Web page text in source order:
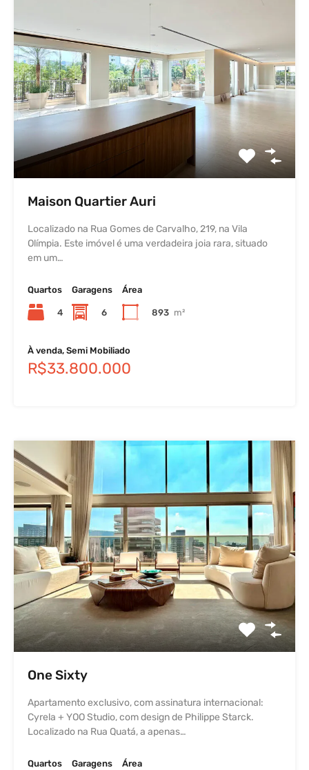
Maison Quartier Auri
Localizado na Rua Gomes de Carvalho, 219, na Vila
Olímpia. Este imóvel é uma verdadeira joia rara, situado
em um…
Quartos
4
Garagens
6
Área
893 m²
À venda, Semi Mobiliado
R$33.800.000
One Sixty
Apartamento exclusivo, com assinatura internacional:
Cyrela + YOO Studio, com design de Philippe Starck.
Localizado na Rua Quatá, a apenas…
Quartos Garagens Área